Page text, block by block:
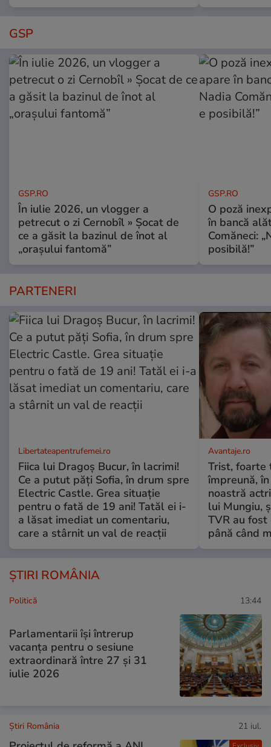
GSP
GSP.RO
În iulie 2026, un vlogger a
petrecut o zi Cernobîl » Șocat de
ce a găsit la bazinul de înot al
„orașului fantomă”
GSP.RO
O poză
în bancă
Comăneci:
posibilă!”
PARTENERI
Libertateapentrufemei.ro
Fiica lui Dragoș Bucur, în lacrimi!
Ce a putut păți Sofia, în drum spre
Electric Castle. Grea situație
pentru o fată de 19 ani! Tatăl ei i-
a lăsat imediat un comentariu,
care a stârnit un val de reacții
Avantaje.ro
Trist, foarte
împreună,
noastră
lui Mungiu,
TVR au
până când
ȘTIRI ROMÂNIA
Politică 13:44
Parlamentarii își întrerup
vacanța pentru o sesiune
extraordinară între 27 și 31
iulie 2026
Știri România 21 iul.